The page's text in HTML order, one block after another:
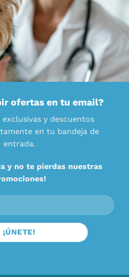
ofertas en tu email?
y descuentos
en tu bandeja de
entrada.
y no te pierdas nuestras